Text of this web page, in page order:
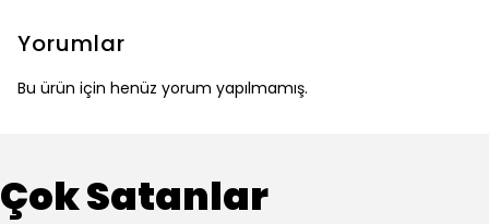
Yorumlar
Bu ürün için henüz yorum yapılmamış.
Çok Satanlar